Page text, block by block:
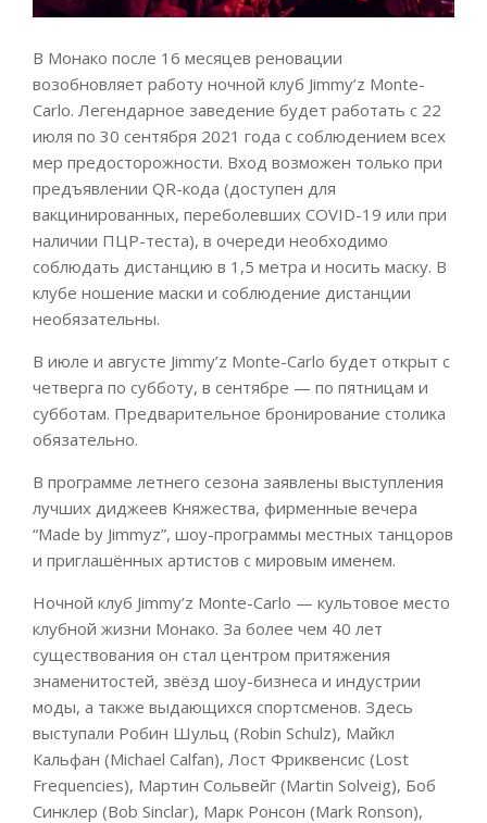
В Монако после 16 месяцев реновации
возобновляет работу ночной клуб Jimmy’z Monte-
Carlo. Легендарное заведение будет работать с 22
июля по 30 сентября 2021 года с соблюдением всех
мер предосторожности. Вход возможен только при
предъявлении QR-кода (доступен для
вакцинированных, переболевших COVID-19 или при
наличии ПЦР-теста), в очереди необходимо
соблюдать дистанцию в 1,5 метра и носить маску. В
клубе ношение маски и соблюдение дистанции
необязательны.
В июле и августе Jimmy’z Monte-Carlo будет открыт с
четверга по субботу, в сентябре — по пятницам и
субботам. Предварительное бронирование столика
обязательно.
В программе летнего сезона заявлены выступления
лучших диджеев Княжества, фирменные вечера
“Made by Jimmyz”, шоу-программы местных танцоров
и приглашённых артистов с мировым именем.
Ночной клуб Jimmy’z Monte-Carlo — культовое место
клубной жизни Монако. За более чем 40 лет
существования он стал центром притяжения
знаменитостей, звёзд шоу-бизнеса и индустрии
моды, а также выдающихся спортсменов. Здесь
выступали Робин Шульц (Robin Schulz), Майкл
Кальфан (Michael Calfan), Лост Фриквенсис (Lost
Frequencies), Мартин Сольвейг (Martin Solveig), Боб
Синклер (Bob Sinclar), Марк Ронсон (Mark Ronson),